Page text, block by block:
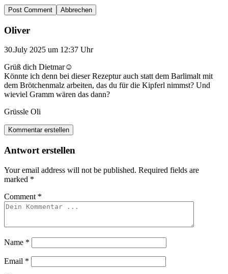
Abbrechen
Oliver
30.July 2025 um 12:37 Uhr
Grüß dich Dietmar☺️
Könnte ich denn bei dieser Rezeptur auch statt dem Barlimalt mit
dem Brötchenmalz arbeiten, das du für die Kipferl nimmst? Und
wieviel Gramm wären das dann?
Grüssle Oli
Kommentar erstellen
Antwort erstellen
Your email address will not be published. Required fields are
marked *
Comment *
Name *
Email *